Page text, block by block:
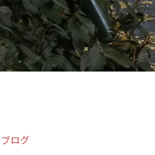
ブログ